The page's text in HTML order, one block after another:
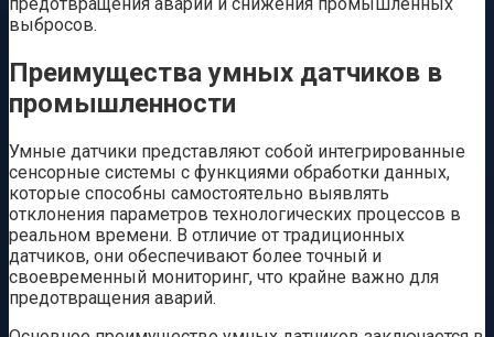
выбросов.
Преимущества умных датчиков в
промышленности
Умные датчики представляют собой интегрированные
сенсорные системы с функциями обработки данных,
которые способны самостоятельно выявлять
отклонения параметров технологических процессов в
реальном времени. В отличие от традиционных
датчиков, они обеспечивают более точный и
своевременный мониторинг, что крайне важно для
предотвращения аварий.